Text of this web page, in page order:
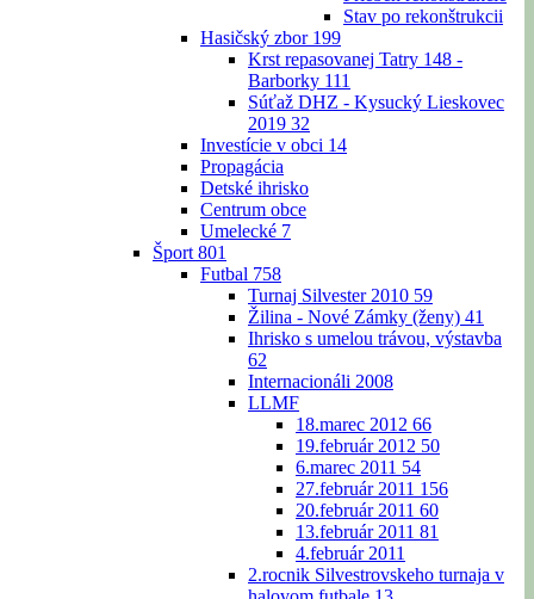
Stav po rekonštrukcii
Hasičský zbor 199
Krst repasovanej Tatry 148 -
Barborky 111
Súťaž DHZ - Kysucký Lieskovec
2019 32
Investície v obci 14
Propagácia
Detské ihrisko
Centrum obce
Umelecké 7
Šport 801
Futbal 758
Turnaj Silvester 2010 59
Žilina - Nové Zámky (ženy) 41
Ihrisko s umelou trávou, výstavba
62
Internacionáli 2008
LLMF
18.marec 2012 66
19.február 2012 50
6.marec 2011 54
27.február 2011 156
20.február 2011 60
13.február 2011 81
4.február 2011
2.rocnik Silvestrovskeho turnaja v